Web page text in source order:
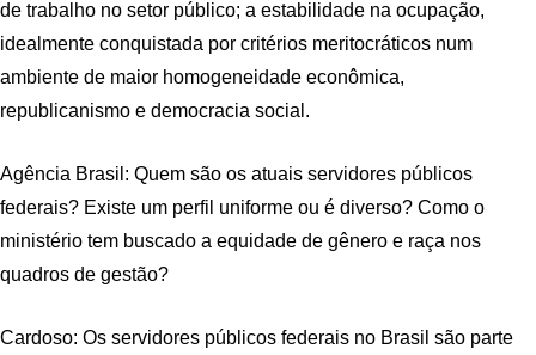
de trabalho no setor público; a estabilidade na ocupação,
idealmente conquistada por critérios meritocráticos num
ambiente de maior homogeneidade econômica,
republicanismo e democracia social.
Agência Brasil: Quem são os atuais servidores públicos
federais? Existe um perfil uniforme ou é diverso? Como o
ministério tem buscado a equidade de gênero e raça nos
quadros de gestão?
Cardoso: Os servidores públicos federais no Brasil são parte